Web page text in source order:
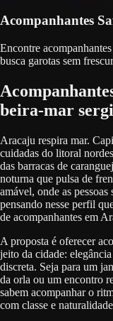
Acompanhantes
Encontre
busca garotas sem
beira-mar
Aracaju respira mar.
cuidadas do litoral
das barracas de
noturna que pulsa de
amável, onde as
pensando nesse perfil
de acompanhantes em
A proposta é oferecer
jeito da cidade:
discreta. Seja para um
da orla ou um encontro
sabem acompanhar o
com classe e